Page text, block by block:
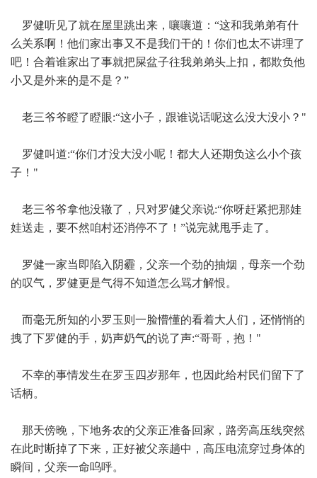
罗健听见了就在屋里跳出来，嚷嚷道：“这和我弟弟有什
么关系啊！他们家出事又不是我们干的！你们也太不讲理了
吧！合着谁家出了事就把屎盆子往我弟弟头上扣，都欺负他
小又是外来的是不是？”
老三爷爷瞪了瞪眼:“这小子，跟谁说话呢这么没大没小？"
罗健叫道:“你们才没大没小呢！都大人还期负这么小个孩
子！"
老三爷爷拿他没辙了，只对罗健父亲说:“你呀赶紧把那娃
娃送走，要不然咱村还消停不了！”说完就甩手走了。
罗健一家当即陷入阴霾，父亲一个劲的抽烟，母亲一个劲
的叹气，罗健更是气得不知道怎么骂才解恨。
而毫无所知的小罗玉则一脸懵懂的看着大人们，还悄悄的
拽了下罗健的手，奶声奶气的说了声:“哥哥，抱！"
不幸的事情发生在罗玉四岁那年，也因此给村民们留下了
话柄。
那天傍晚，下地务农的父亲正准备回家，路旁高压线突然
在此时断掉了下来，正好被父亲趟中，高压电流穿过身体的
瞬间，父亲一命呜呼。